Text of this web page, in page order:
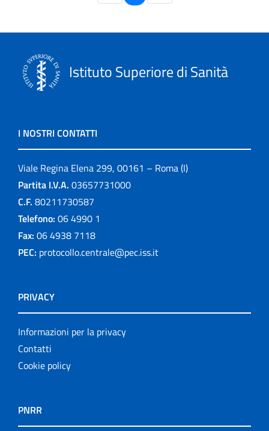
Istituto Superiore di Sanità
I NOSTRI CONTATTI
Viale Regina Elena 299, 00161 – Roma (I)
Partita I.V.A. 03657731000
C.F. 80211730587
Telefono: 06 4990 1
Fax: 06 4938 7118
PEC: protocollo.centrale@pec.iss.it
PRIVACY
Informazioni per la privacy
Contatti
Cookie policy
PNRR